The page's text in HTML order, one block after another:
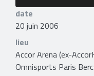
date
20 juin 2006
lieu
Accor Arena (ex-
Omnisports Paris